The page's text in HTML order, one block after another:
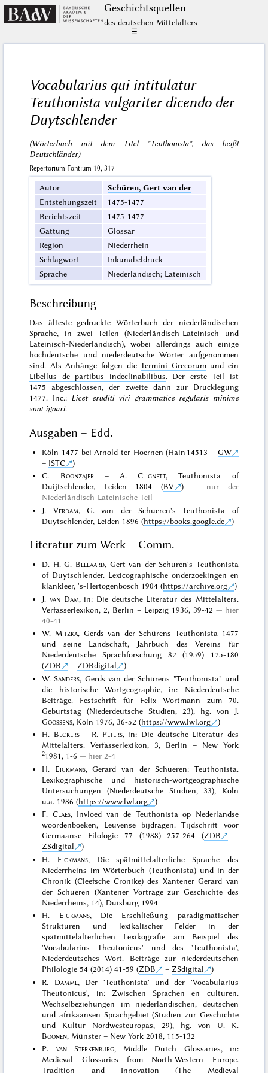
Geschichts­quellen
des deutschen Mittelalters
☰
Vocabularius qui intitulatur
Teuthonista vulgariter dicendo der
Duytschlender
(Wörterbuch mit dem Titel "Teuthonista", das heißt
Deutschländer)
Repertorium Fontium 10, 317
Autor
Schüren, Gert van der
Entstehungszeit
1475-1477
Berichtszeit
1475-1477
Gattung
Glossar
Region
Niederrhein
Schlagwort
Inkunabeldruck
Sprache
Niederländisch; Lateinisch
Beschreibung
Das älteste gedruckte Wörterbuch der niederländischen
Sprache, in zwei Teilen (Niederländisch-Lateinisch und
Lateinisch-Niederländisch), wobei allerdings auch einige
hochdeutsche und niederdeutsche Wörter aufgenommen
sind. Als Anhänge folgen dieTermini Grecorumund ein
Libellus de partibus indeclinabilibus. Der erste Teil ist
1475 abgeschlossen, der zweite dann zur Drucklegung
1477. Inc.: Licet eruditi viri grammatice regularis minime
sunt ignari.
Ausgaben – Edd.
Köln 1477 bei Arnold ter Hoernen (Hain 14513 – GW
– ISTC
)
C. Boonzajer– A.Clignett, Teuthonista of
Duijtschlender, Leiden 1804 (BV )
nur der
Niederländisch-Lateinische Teil
J. Verdam, G. van der Schueren's Teuthonista of
Duytschlender, Leiden 1896 (https://books.google.de )
Literatur zum Werk – Comm.
D. H. G. Bellaard, Gert van der Schuren's Teuthonista
of Duytschlender. Lexicographische onderzoekingen en
klankleer, 's-Hertogenbosch 1904 (https://archive.org
)
J. van Dam, in: Die deutsche Literatur des Mittelalters.
Verfasserlexikon, 2, Berlin – Leipzig 1936, 39-42
hier
40-41
W. Mitzka, Gerds van der Schürens Teuthonista 1477
und seine Landschaft, Jahrbuch des Vereins für
Niederdeutsche Sprachforschung 82 (1959) 175-180
(ZDB – ZDBdigital
)
W. Sanders, Gerds van der Schürens "Teuthonista" und
die historische Wortgeographie, in: Niederdeutsche
Beiträge. Festschrift für Felix Wortmann zum 70.
Geburtstag (Niederdeutsche Studien, 23), hg. von J.
Goossens, Köln 1976, 36-52 (https://www.lwl.org
)
H. Beckers– R. Peters, in: Die deutsche Literatur des
Mittelalters. Verfasserlexikon, 3, Berlin – New York
21981, 1-6
hier 2-4
H. Eickmans, Gerard van der Schueren: Teuthonista.
Lexikographische und historisch-wortgeographische
Untersuchungen (Niederdeutsche Studien, 33), Köln
u.a. 1986 (https://www.lwl.org
)
F. Claes, Invloed van de Teuthonista op Nederlandse
woordenboeken, Leuvense bijdragen. Tijdschrift voor
Germaanse Filologie 77 (1988) 257-264 (ZDB
–
ZSdigital
)
H. Eickmans, Die spätmittelalterliche Sprache des
Niederrheins im Wörterbuch (Teuthonista) und in der
Chronik (Cleefsche Cronike) des Xantener Gerard van
der Schueren (Xantener Vorträge zur Geschichte des
Niederrheins, 14), Duisburg 1994
H. Eickmans, Die Erschließung paradigmatischer
Strukturen und lexikalischer Felder in der
spätmittelalterlichen Lexikografie am Beispiel des
'Vocabularius Theutonicus' und des 'Teuthonista',
Niederdeutsches Wort. Beiträge zur niederdeutschen
Philologie 54 (2014) 41-59 (ZDB – ZSdigital
)
R. Damme, Der 'Teuthonista' und der 'Vocabularius
Theutonicus', in: Zwischen Sprachen en culturen.
Wechselbeziehungen im niederländischen, deutschen
und afrikaansen Sprachgebiet (Studien zur Geschichte
und Kultur Nordwesteuropas, 29), hg. von U. K.
Boonen, Münster – New York 2018, 115-132
P. van Sterkenburg, Middle Dutch Glossaries, in:
Medieval Glossaries from North-Western Europe.
Tradition and Innovation (The Medieval